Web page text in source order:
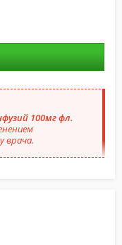
100мг фл.
врача.